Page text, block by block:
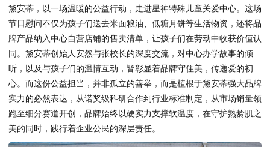
黛安蒂，以一场温暖的公益行动，走进星神特殊儿童关爱中心。这场
节日慰问不仅为孩子们送去米面粮油、低糖月饼等生活物资，还将品
牌产品纳入中心自营店铺的售卖清单，让孩子们在劳动中收获价值认
同。黛安蒂创始人安然与张校长的深度交流，对中心办学故事的倾
听，以及与孩子们的温情互动，皆彰显着品牌守住美，传递爱的初
心。而这份公益担当，并非孤立的善举，而是植根于黛安蒂强大品牌
实力的必然表达，从诺奖级科研合作到行业标准制定，从市场销量领
跑至细分赛道开创，品牌始终以硬实力支撑软温度，在守护熟龄肌之
美的同时，践行着企业公民的深层责任。